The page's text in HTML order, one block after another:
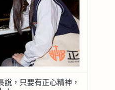
，只要有正心精神，